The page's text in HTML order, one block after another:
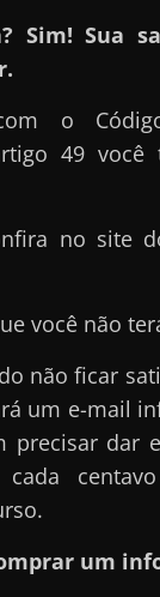
Sim! Sua
o
49
no site
você não
não ficar
um e-mail
precisar dar
cada
um